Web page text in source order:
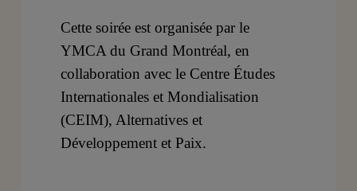
Cette soirée est organisée par le
YMCA du Grand Montréal, en
collaboration avec le Centre Études
Internationales et Mondialisation
(CEIM), Alternatives et
Développement et Paix.